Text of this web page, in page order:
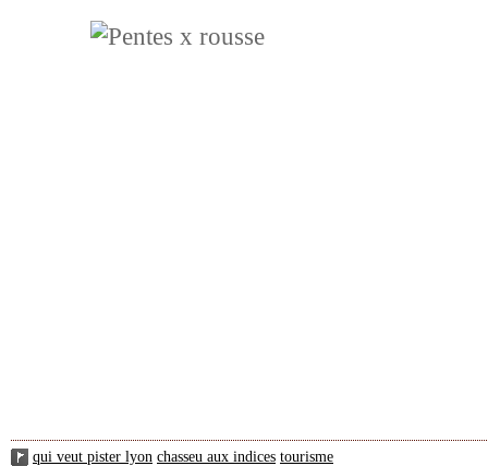
qui veut pister lyon chasseu aux indices tourisme